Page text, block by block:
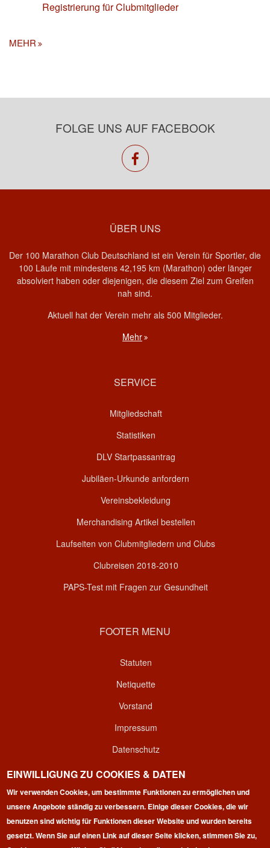
Registrierung für Clubmitglieder
MEHR
FOLGE UNS AUF FACEBOOK
facebook
ÜBER UNS
Der 100 Marathon Club Deutschland ist ein Verein für Sportler, die
100 Läufe mit mindestens 42,195 km (Marathon) oder länger
absolviert haben oder diejenigen, die diesem Ziel zum Greifen
nah sind.
Aktuell hat der Verein mehr als 500 Mitglieder.
Mehr
SERVICE
Mitgliedschaft
Statistiken
DLV Startpassantrag
Jubiläen-Urkunde anfordern
Vereinsbekleidung
Merchandising Artikel bestellen
Laufseiten von Clubmitgliedern und Clubs
Clubreisen 2018-2010
PAPS-Test mit Fragen zur Gesundheit
FOOTER MENU
Statuten
Netiquette
Vorstand
Impressum
Datenschutz
Kontakt
Login
EINWILLIGUNG ZU COOKIES & DATEN
Wir verwenden Cookies, um bestimmte Funktionen zu ermöglichen und
unsere Angebote ständig zu verbessern. Einige dieser Cookies, die wir
benutzen sind wichtig für Funktionen dieser Website und wurden bereits
gesetzt. Wenn Sie auf einen Link auf dieser Seite klicken, stimmen Sie zu,